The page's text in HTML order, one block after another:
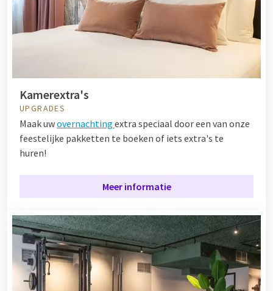
Kamerextra's
UPGRADES
Maak uwovernachting extra speciaal door een van onze
feestelijke pakketten te boeken of iets extra's te
huren!
Meer informatie